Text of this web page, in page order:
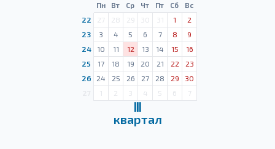
Пн Вт Ср Чт Пт Сб
Вс
22
27 28 29 30 31 1
2
23
3 4 5 6 7 8
9
24
10 11 12 13 14 15
16
25
17 18 19 20 21 22
23
26
24 25 26 27 28 29
30
1 2 3 4 5 6 7
Ⅲ
квартал